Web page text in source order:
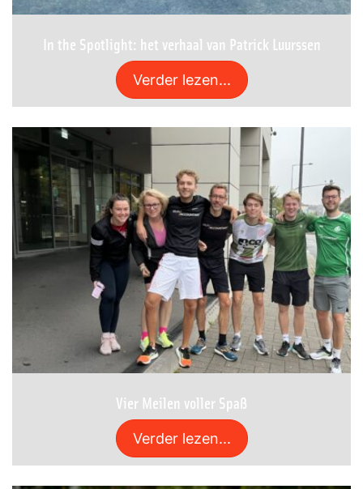
In the Spotlight: het verhaal van Patrick Luurssen
Verder lezen...
Vier Meilen voller Spaß
Verder lezen...